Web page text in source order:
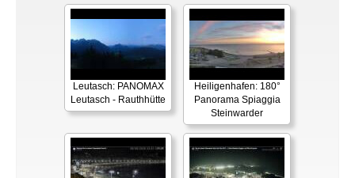
Leutasch: PANOMAX
Leutasch - Rauthhütte
Heiligenhafen: 180°
Panorama Spiaggia
Steinwarder